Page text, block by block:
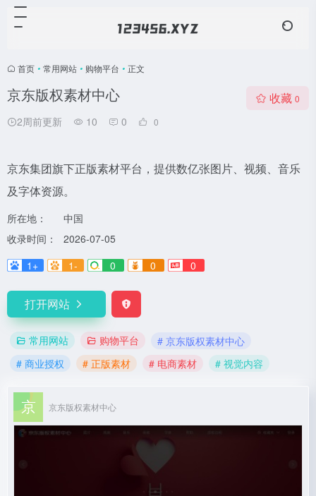
首页 • 常用网站 • 购物平台 • 正文
京东版权素材中心
2周前更新 10 0 0
收藏 0
京东集团旗下正版素材平台，提供数亿张图片、视频、音乐
及字体资源。
所在地：
中国
收录时间：
2026-07-05
1+
1- 0 0 0
打开网站
常用网站 购物平台
# 京东版权素材中心
# 商业授权
# 正版素材 # 电商素材 # 视觉内容
京东版权素材中心